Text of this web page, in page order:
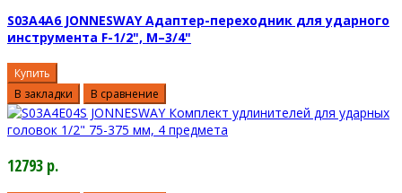
S03A4A6 JONNESWAY Адаптер-переходник для ударного
инструмента F-1/2", M–3/4"
Купить
В закладки
В сравнение
12793 р.